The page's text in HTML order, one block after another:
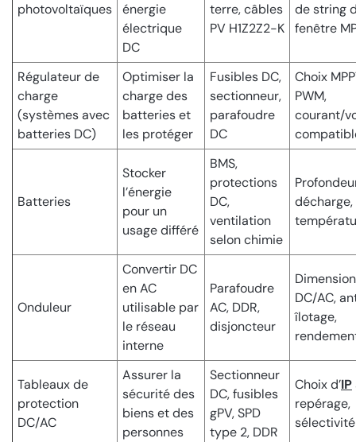
photovoltaïques
énergie
électrique
DC
terre, câbles
PV H1Z2Z2-K
de string
fenêtre
Régulateur de
charge
(systèmes avec
batteries DC)
Optimiser la
charge des
batteries et
les protéger
Fusibles DC,
sectionneur,
parafoudre
DC
Choix
PWM,
courant/
Batteries
Stocker
l’énergie
pour un
usage différé
BMS,
protections
DC,
ventilation
selon chimie
Onduleur
Convertir DC
en AC
utilisable par
le réseau
interne
Parafoudre
AC, DDR,
disjoncteur
DC/AC,
îlotage,
Tableaux de
protection
DC/AC
Assurer la
sécurité des
biens et des
personnes
Sectionneur
DC, fusibles
gPV, SPD
type 2, DDR
Choix d’IP
repérage,
sélectivité